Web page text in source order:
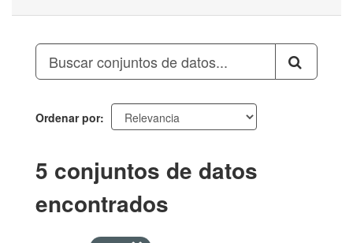
Ordenar por
5 conjuntos de datos
encontrados